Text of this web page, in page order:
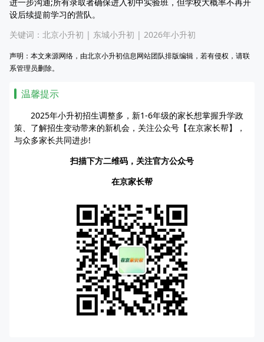
设后续提前学习的营队。
关键词： 北京小升初 | 东城小升初 | 2026年小升初
声明：本文来源网络，由北京小升初信息网站团队排版编辑，若有侵权，请联
系管理员删除。
温馨提示
2025年小升初招生调整多，新1-6年级的家长想掌握升学政
策、了解招生变动带来的新机会，关注公众号【在京家长帮】，
与众多家长共同进步!
扫描下方二维码，关注官方公众号
在京家长帮